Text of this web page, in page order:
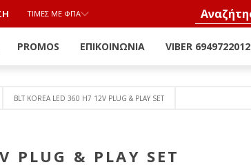
ΤΙΜΈΣ ΜΕ ΦΠΑ
PROMOS ΕΠΙΚΟΙΝΩΝΊΑ VIBER 6949722012
BLT KOREA LED 360 H7 12V PLUG & PLAY SET
PLUG & PLAY SET